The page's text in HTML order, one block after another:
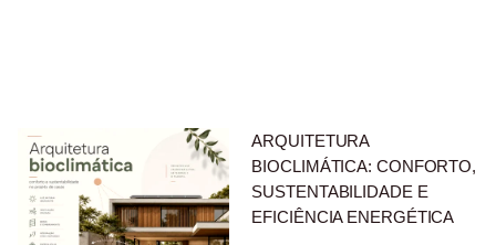
ARQUITETURA
BIOCLIMÁTICA: CONFORTO,
SUSTENTABILIDADE E
EFICIÊNCIA ENERGÉTICA